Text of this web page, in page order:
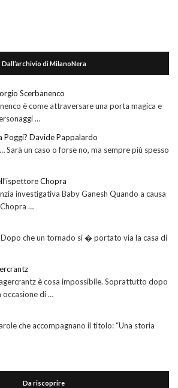
Dall’archivio di MilanoNera
Scerbanenco
è come attraversare una porta magica e
…
Poggi? Davide Pappalardo
Sarà un caso o forse no, ma sempre più spesso
Chopra
investigativa Baby Ganesh Quando a causa
…
che un tornado si � portato via la casa di
è cosa impossibile. Soprattutto dopo
occasione di …
che accompagnano il titolo: “Una storia
Da riscoprire